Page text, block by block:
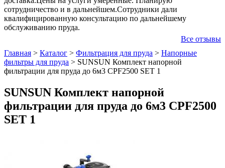
сотрудничество и в дальнейшем.Сотрудники дали
квалифицированную консультацию по дальнейшему
обслуживанию пруда.
Все отзывы
Главная > Каталог > Фильтрация для пруда > Напорные
фильтры для пруда > SUNSUN Комплект напорной
фильтрации для пруда до 6м3 CPF2500 SET 1
SUNSUN Комплект напорной
фильтрации для пруда до 6м3 CPF2500
SET 1